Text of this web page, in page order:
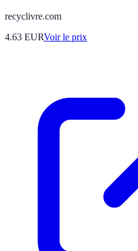
recyclivre.com
4.63 EURVoir le prix